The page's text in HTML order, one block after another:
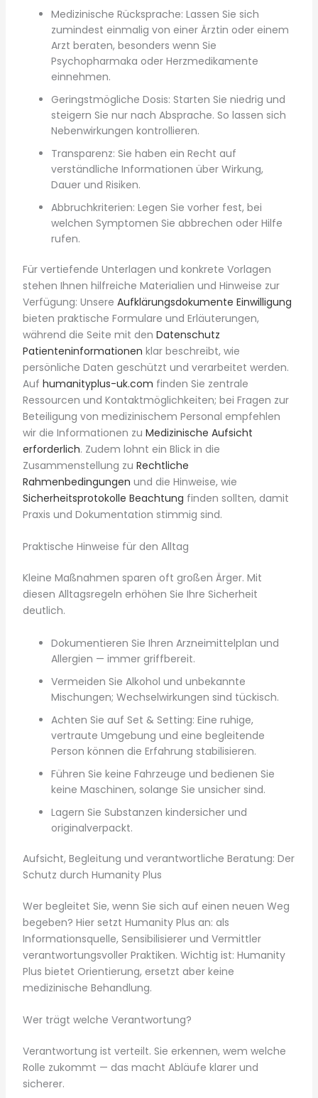
Medizinische Rücksprache: Lassen Sie sich
zumindest einmalig von einer Ärztin oder einem
Arzt beraten, besonders wenn Sie
Psychopharmaka oder Herzmedikamente
einnehmen.
Geringstmögliche Dosis: Starten Sie niedrig und
steigern Sie nur nach Absprache. So lassen sich
Nebenwirkungen kontrollieren.
Transparenz: Sie haben ein Recht auf
verständliche Informationen über Wirkung,
Dauer und Risiken.
Abbruchkriterien: Legen Sie vorher fest, bei
welchen Symptomen Sie abbrechen oder Hilfe
rufen.
Für vertiefende Unterlagen und konkrete Vorlagen
stehen Ihnen hilfreiche Materialien und Hinweise zur
Verfügung: Unsere Aufklärungsdokumente Einwilligung
bieten praktische Formulare und Erläuterungen,
während die Seite mit den Datenschutz
Patienteninformationen klar beschreibt, wie
persönliche Daten geschützt und verarbeitet werden.
Auf humanityplus-uk.com finden Sie zentrale
Ressourcen und Kontaktmöglichkeiten; bei Fragen zur
Beteiligung von medizinischem Personal empfehlen
wir die Informationen zu Medizinische Aufsicht
erforderlich. Zudem lohnt ein Blick in die
Zusammenstellung zu Rechtliche
Rahmenbedingungen und die Hinweise, wie
Sicherheitsprotokolle Beachtung finden sollten, damit
Praxis und Dokumentation stimmig sind.
Praktische Hinweise für den Alltag
Kleine Maßnahmen sparen oft großen Ärger. Mit
diesen Alltagsregeln erhöhen Sie Ihre Sicherheit
deutlich.
Dokumentieren Sie Ihren Arzneimittelplan und
Allergien — immer griffbereit.
Vermeiden Sie Alkohol und unbekannte
Mischungen; Wechselwirkungen sind tückisch.
Achten Sie auf Set & Setting: Eine ruhige,
vertraute Umgebung und eine begleitende
Person können die Erfahrung stabilisieren.
Führen Sie keine Fahrzeuge und bedienen Sie
keine Maschinen, solange Sie unsicher sind.
Lagern Sie Substanzen kindersicher und
originalverpackt.
Aufsicht, Begleitung und verantwortliche Beratung: Der
Schutz durch Humanity Plus
Wer begleitet Sie, wenn Sie sich auf einen neuen Weg
begeben? Hier setzt Humanity Plus an: als
Informationsquelle, Sensibilisierer und Vermittler
verantwortungsvoller Praktiken. Wichtig ist: Humanity
Plus bietet Orientierung, ersetzt aber keine
medizinische Behandlung.
Wer trägt welche Verantwortung?
Verantwortung ist verteilt. Sie erkennen, wem welche
Rolle zukommt — das macht Abläufe klarer und
sicherer.